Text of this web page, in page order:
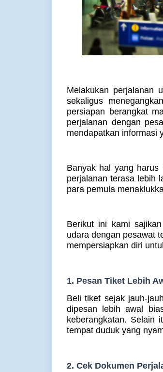
Melakukan perjalanan
sekaligus
persiapan berangkat
perjalanan dengan
mendapatkan informasi
Banyak hal yang harus
perjalanan terasa lebih
para pemula
Berikut ini kami
udara dengan pesawat
mempersiapkan diri
1. Pesan Tiket Lebih
Beli tiket sejak jauh-
dipesan lebih awal
keberangkatan. Selain
tempat duduk yang
2. Cek Dokumen